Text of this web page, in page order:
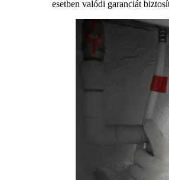
esetben valódi garanciát